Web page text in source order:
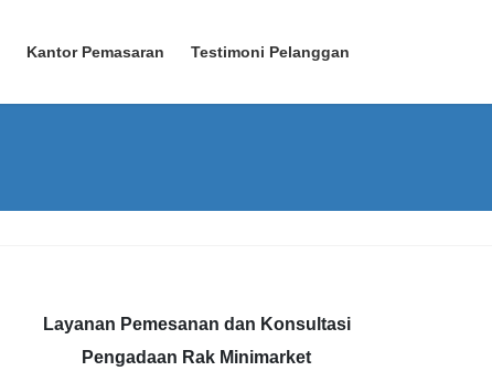
Kantor Pemasaran Testimoni Pelanggan
Layanan Pemesanan dan Konsultasi
Pengadaan Rak Minimarket